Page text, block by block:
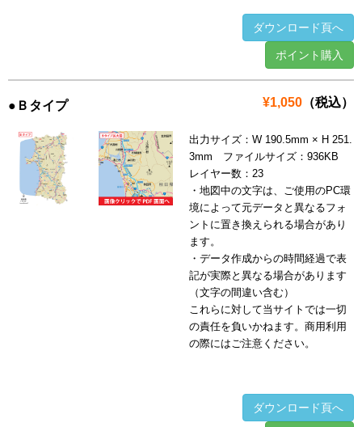
ダウンロード頁へ
ポイント購入
¥1,050 （税込）
●Ｂタイプ
出力サイズ：W 190.5mm × H 251.
3mm ファイルサイズ：936KB
レイヤー数：23
・地図中の文字は、ご使用のPC環
境によって元データと異なるフォ
ントに置き換えられる場合があり
ます。
・データ作成からの時間経過で表
記が実際と異なる場合があります
（文字の間違い含む）
これらに対して当サイトでは一切
の責任を負いかねます。商用利用
の際にはご注意ください。
ダウンロード頁へ